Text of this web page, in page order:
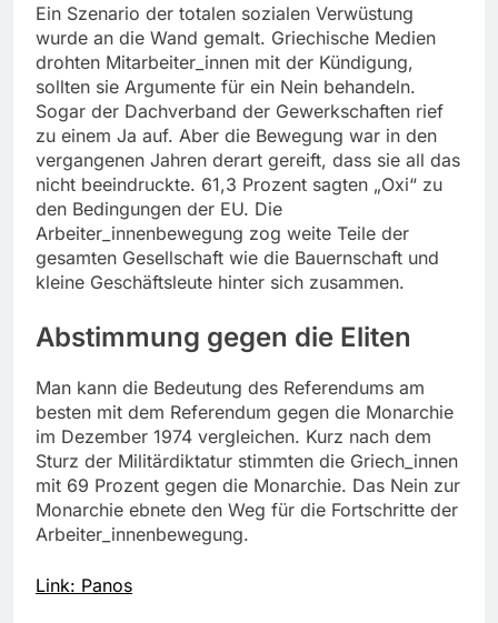
Ein Szenario der totalen sozialen Verwüstung
wurde an die Wand gemalt. Griechische Medien
drohten Mitarbeiter_innen mit der Kündigung,
sollten sie Argumente für ein Nein behandeln.
Sogar der Dachverband der Gewerkschaften rief
zu einem Ja auf. Aber die Bewegung war in den
vergangenen Jahren derart gereift, dass sie all das
nicht beeindruckte. 61,3 Prozent sagten „Oxi“ zu
den Bedingungen der EU. Die
Arbeiter_innenbewegung zog weite Teile der
gesamten Gesellschaft wie die Bauernschaft und
kleine Geschäftsleute hinter sich zusammen.
Abstimmung gegen die Eliten
Man kann die Bedeutung des Referendums am
besten mit dem Referendum gegen die Monarchie
im Dezember 1974 vergleichen. Kurz nach dem
Sturz der Militärdiktatur stimmten die Griech_innen
mit 69 Prozent gegen die Monarchie. Das Nein zur
Monarchie ebnete den Weg für die Fortschritte der
Arbeiter_innenbewegung.
Link: Panos